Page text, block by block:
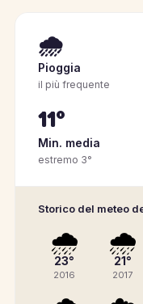
🌧️
Pioggia
il più frequente
11°
Min. media
estremo 3°
Storico del meteo
🌧️
23°
2016
🌧️
21°
2017